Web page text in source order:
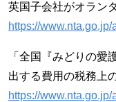
英国子会社がオラン
https://
「全国『みどりの愛
出する費用の税務上
https://